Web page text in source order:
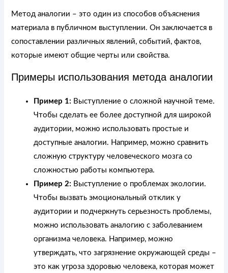
Метод аналогии – это один из способов объяснения
материала в публичном выступлении. Он заключается в
сопоставлении различных явлений, событий, фактов,
которые имеют общие черты или свойства.
Примеры использования метода аналогии
Пример 1: Выступление о сложной научной теме.
Чтобы сделать ее более доступной для широкой
аудитории, можно использовать простые и
доступные аналогии. Например, можно сравнить
сложную структуру человеческого мозга со
сложностью работы компьютера.
Пример 2: Выступление о проблемах экологии.
Чтобы вызвать эмоциональный отклик у
аудитории и подчеркнуть серьезность проблемы,
можно использовать аналогию с заболеванием
организма человека. Например, можно
утверждать, что загрязнение окружающей среды –
это как угроза здоровью человека, которая может